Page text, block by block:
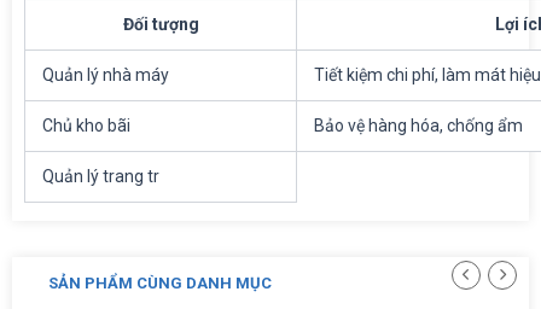
Đối tượng Lợi
Quản lý nhà máy Tiết kiệm chi phí, làm mát
Chủ kho bãi Bảo vệ hàng hóa, chống ẩm
Quản lý trang tr
SẢN PHẨM CÙNG DANH MỤC